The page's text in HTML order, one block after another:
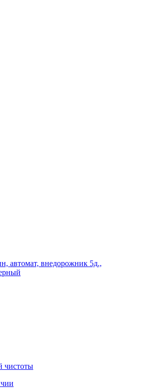
автомат, внедорожник 5д.,
чистоты